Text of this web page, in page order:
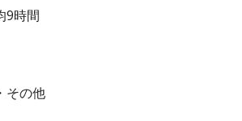
9時間
その他